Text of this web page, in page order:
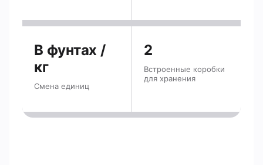
В фунтах /
кг
Смена единиц
2
Встроенные коробки
для хранения